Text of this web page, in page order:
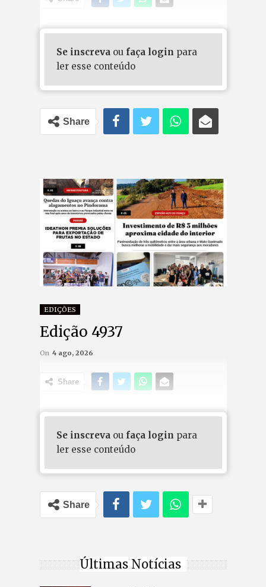
Se inscrevaou faça login para
ler esse conteúdo
Share
EDIÇÕES
Edição 4937
On 4 ago, 2026
Share
Se inscrevaou faça login para
ler esse conteúdo
Share
Últimas Notícias